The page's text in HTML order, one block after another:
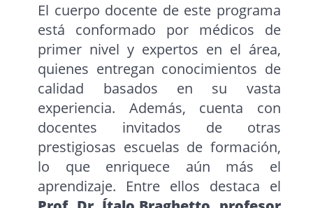
El cuerpo docente de este programa
está conformado por médicos de
primer nivel y expertos en el área,
quienes entregan conocimientos de
calidad basados en su vasta
experiencia. Además, cuenta con
docentes invitados de otras
prestigiosas escuelas de formación,
lo que enriquece aún más el
aprendizaje. Entre ellos destaca el